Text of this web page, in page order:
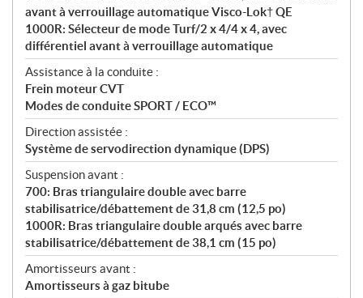
avant à verrouillage automatique Visco-Lok† QE
1000R: Sélecteur de mode Turf/2 x 4/4 x 4, avec
différentiel avant à verrouillage automatique
Assistance à la conduite :
Frein moteur CVT
Modes de conduite SPORT / ECO™
Direction assistée :
Système de servodirection dynamique (DPS)
Suspension avant :
700: Bras triangulaire double avec barre
stabilisatrice/débattement de 31,8 cm (12,5 po)
1000R: Bras triangulaire double arqués avec barre
stabilisatrice/débattement de 38,1 cm (15 po)
Amortisseurs avant :
Amortisseurs à gaz bitube